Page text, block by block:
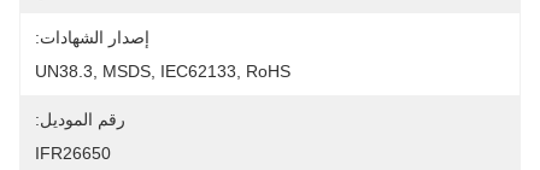
إصدار الشهادات:
UN38.3, MSDS, IEC62133, RoHS
رقم الموديل:
IFR26650